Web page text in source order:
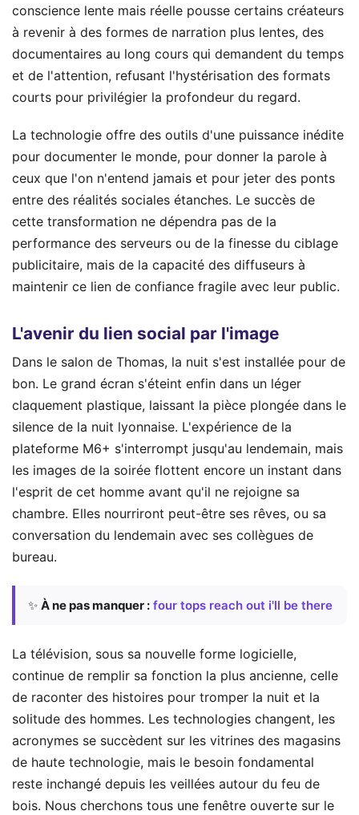
conscience lente mais réelle pousse certains créateurs
à revenir à des formes de narration plus lentes, des
documentaires au long cours qui demandent du temps
et de l'attention, refusant l'hystérisation des formats
courts pour privilégier la profondeur du regard.
La technologie offre des outils d'une puissance inédite
pour documenter le monde, pour donner la parole à
ceux que l'on n'entend jamais et pour jeter des ponts
entre des réalités sociales étanches. Le succès de
cette transformation ne dépendra pas de la
performance des serveurs ou de la finesse du ciblage
publicitaire, mais de la capacité des diffuseurs à
maintenir ce lien de confiance fragile avec leur public.
L'avenir du lien social par l'image
Dans le salon de Thomas, la nuit s'est installée pour de
bon. Le grand écran s'éteint enfin dans un léger
claquement plastique, laissant la pièce plongée dans le
silence de la nuit lyonnaise. L'expérience de la
plateforme M6+ s'interrompt jusqu'au lendemain, mais
les images de la soirée flottent encore un instant dans
l'esprit de cet homme avant qu'il ne rejoigne sa
chambre. Elles nourriront peut-être ses rêves, ou sa
conversation du lendemain avec ses collègues de
bureau.
✨ À ne pas manquer : four tops reach out i'll be there
La télévision, sous sa nouvelle forme logicielle,
continue de remplir sa fonction la plus ancienne, celle
de raconter des histoires pour tromper la nuit et la
solitude des hommes. Les technologies changent, les
acronymes se succèdent sur les vitrines des magasins
de haute technologie, mais le besoin fondamental
reste inchangé depuis les veillées autour du feu de
bois. Nous cherchons tous une fenêtre ouverte sur le